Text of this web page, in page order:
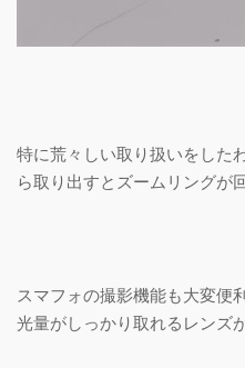
特に荒々しい取り扱いをした
ら取り出すとズームリングが
スマフォの撮影機能も大変便
光量がしっかり取れるレンズ